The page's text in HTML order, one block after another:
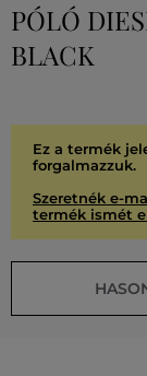
PÓLÓ
BLACK
Ez a termék
forgalmazzuk.
Szeretnék e-
termék ismét